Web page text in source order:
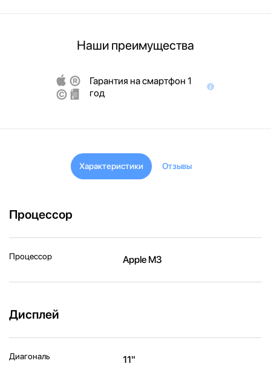
Наши преимущества
Гарантия на смартфон 1
год
Характеристики Отзывы
Процессор
Процессор Apple M3
Дисплей
Диагональ 11"